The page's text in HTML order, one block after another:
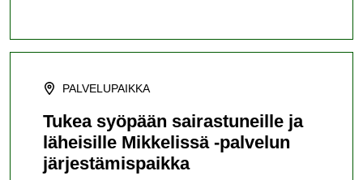
PALVELUPAIKKA
Tukea syöpään sairastuneille ja
läheisille Mikkelissä -palvelun
järjestämispaikka